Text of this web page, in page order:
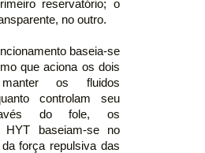
reservatório; o
no outro.
baseia-se
que aciona os dois
os fluidos
controlam seu
do fole, os
HYT baseiam-se no
força repulsiva das